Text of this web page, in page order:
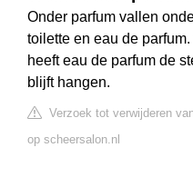
Onder parfum vallen
toilette en eau de
heeft eau de parfum de
blijft hangen.
Verzoek tot verwijderen
op scheersalon.nl